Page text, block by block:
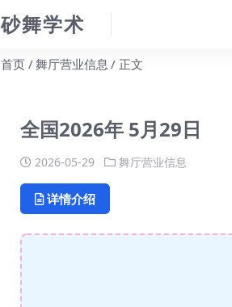
砂舞学术
首页 舞厅营业信息 正文
全国2026年 5月29日
2026-05-29 舞厅营业信息
详情介绍